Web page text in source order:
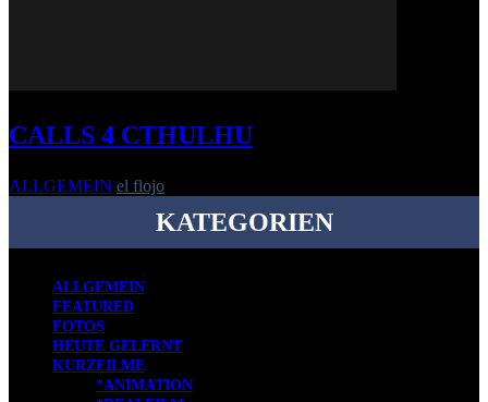
CALLS 4 CTHULHU
ALLGEMEIN el flojo
KATEGORIEN
ALLGEMEIN
FEATURED
FOTOS
HEUTE GELERNT
KURZFILME
*ANIMATION